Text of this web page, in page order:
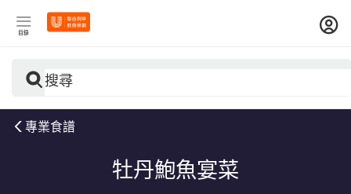
目錄
搜尋
專業食譜
牡丹鮑魚宴菜